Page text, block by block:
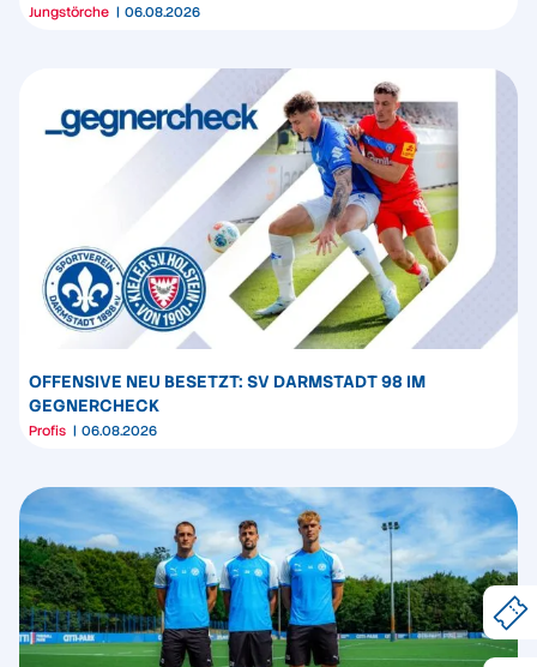
Jungstörche 06.08.2026
OFFENSIVE NEU BESETZT: SV DARMSTADT 98 IM
GEGNERCHECK
Profis 06.08.2026